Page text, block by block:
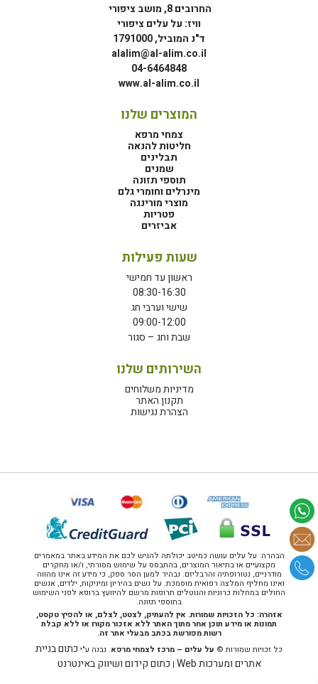
החרובים 8, מושב ציפורי
וויז: על עלים ציפורי
ד"נ המוביל, 1791000
alalim@al-alim.co.il
04-6464848
www.al-alim.co.il
המוצרים שלנו
צמחי מרפא
חליטות להנאה
תבלינים
שמנים
תוספי תזונה
מינרלים וחומרי גלם
מוצרי מורינגה
פטריות
אביזרים
שעות פעילות
ראשון עד חמישי
08:30-16:30
שישי וערבי חג
09:00-12:00
שבת וחג – סגור
השירותים שלנו
מדיניות משלוחים
תקנון האתר
הצהרת נגישות
הבהרה: על עלים עושה כמיטב יכולתה להגיש לכם את המידע באתר במאמרים
מקצועיים או בתיאור המוצרים, בהתבסס על שימוש מסורתי, ו/או מחקרים
מודרניים, נטורופתיה והרבליזם. נבהיר למען הסר ספק, כי מידע זה אינו מהווה
ואינו מחליף המלצה רפואית מוסמכת. על נשים בהיריון ומיניקות, ילדים, אנשים
החולים במחלות כרוניות והנוטלים תרופות מרשם להיוועץ ברופא לפני השימוש
בתוספי תזונה.
אזהרה: כל הזכויות שמורות. אין להעתיק, לצטט, לצלם, או להפיץ טקסט,
תמונות או מידע תוכן אחר מתוך האתר ללא אזכור מקורו או ללא קבלת
רשות מפורשת בכתב מבעלי אתר זה.
כל זכויות שמורות © על עלים – מרכז לצמחי מרפא. נבנה ע"יכתום בניית
אתרים ומערכות Web
| כתום קידום ושיווק באינטרנט